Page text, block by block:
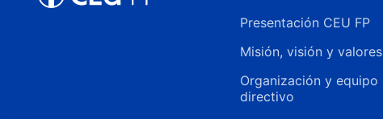
Presentación CEU FP
Misión, visión y valores
Organización y equipo
directivo